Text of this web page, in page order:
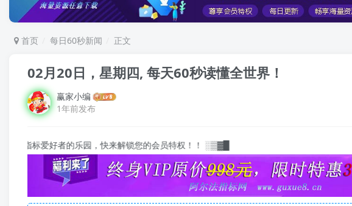
首页 每日60秒新闻 正文
02月20日，星期四, 每天60秒读懂全世界！
赢家小编
1年前发布
，快来解锁您的会员特权！！ ░▒▓█